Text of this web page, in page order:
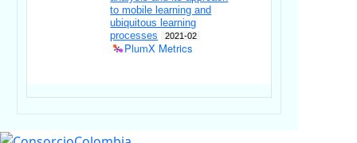
to mobile learning and
ubiquitous learning
processes
2021-02
PlumX Metrics